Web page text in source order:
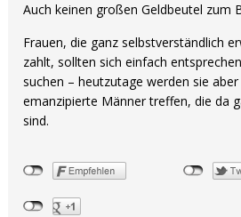
Auch keinen großen Geldbeutel zum
Frauen, die ganz selbstverständlich
zahlt, sollten sich einfach
suchen – heutzutage werden sie
emanzipierte Männer treffen, die da
sind.